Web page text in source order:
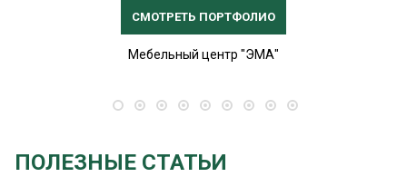
СМОТРЕТЬ ПОРТФОЛИО
Мебельный центр "ЭМА"
ПОЛЕЗНЫЕ СТАТЬИ